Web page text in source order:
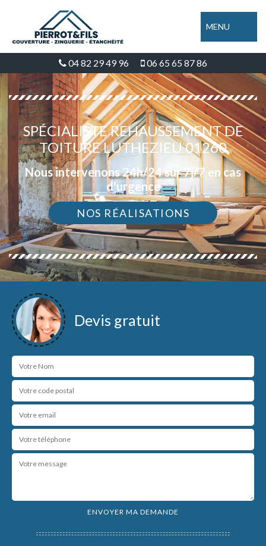
MENU
04 82 29 49 96 06 65 65 87 86
SPÉCIALISTE REHAUSSEMENT DE
TOITURE LUTHEZIEU 01260
Nous intervenons 24h/24 sur 7j/7 en cas
d'urgence
NOS RÉALISATIONS
Devis gratuit